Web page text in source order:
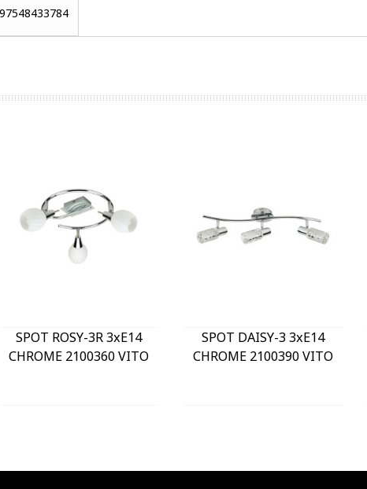
SPOT ROSY-3R 3xE14
CHROME 2100360 VITO
SPOT DAISY-3 3xE14
CHROME 2100390 VITO